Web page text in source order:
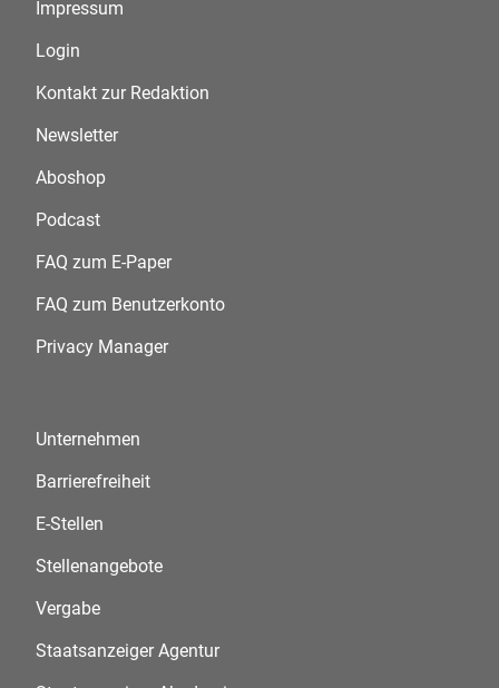
Impressum
Login
Kontakt zur Redaktion
Newsletter
Aboshop
Podcast
FAQ zum E-Paper
FAQ zum Benutzerkonto
Privacy Manager
Unternehmen
Barrierefreiheit
E-Stellen
Stellenangebote
Vergabe
Staatsanzeiger Agentur